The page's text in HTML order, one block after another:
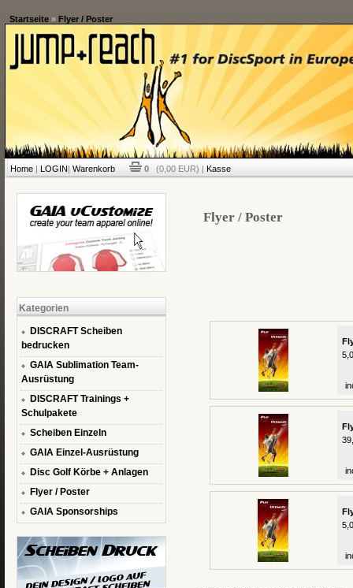
Startseite» Flyer / Poster
Home| LOGIN| Warenkorb 0 (0,00 EUR) | Kasse
Kategorien
DISCRAFT Scheiben
bedrucken
GAIA Sublimation Team-
Ausrüstung
DISCRAFT Trainings +
Schulpakete
Scheiben Einzeln
GAIA Einzel-Ausrüstung
Disc Golf Körbe + Anlagen
Flyer / Poster
GAIA Sponsorships
Flyer / Poster